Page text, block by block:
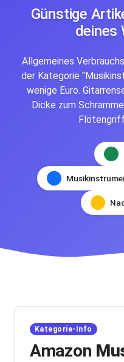
Günstige
deines
Allgemeines
der Kategorie
wenige Euro.
Dicke zum
Kategorie-Info
Amazon